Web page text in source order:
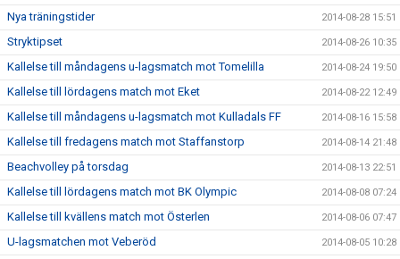
Nya träningstider 2014-08-28 15:51
Stryktipset 2014-08-26 10:35
Kallelse till måndagens u-lagsmatch mot Tomelilla 2014-08-24 19:50
Kallelse till lördagens match mot Eket 2014-08-22 12:49
Kallelse till måndagens u-lagsmatch mot Kulladals FF 2014-08-16 15:58
Kallelse till fredagens match mot Staffanstorp 2014-08-14 21:48
Beachvolley på torsdag 2014-08-13 22:51
Kallelse till lördagens match mot BK Olympic 2014-08-08 07:24
Kallelse till kvällens match mot Österlen 2014-08-06 07:47
U-lagsmatchen mot Veberöd 2014-08-05 10:28